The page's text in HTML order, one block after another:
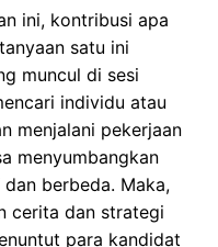
ini, kontribusi apa
satu ini
muncul di sesi
individu atau
menjalani pekerjaan
menyumbangkan
berbeda. Maka,
cerita dan strategi
para kandidat